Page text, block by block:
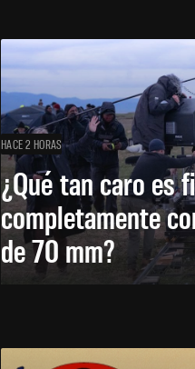
HACE 2 HORAS
¿Qué tan caro es
completamente
de 70 mm?